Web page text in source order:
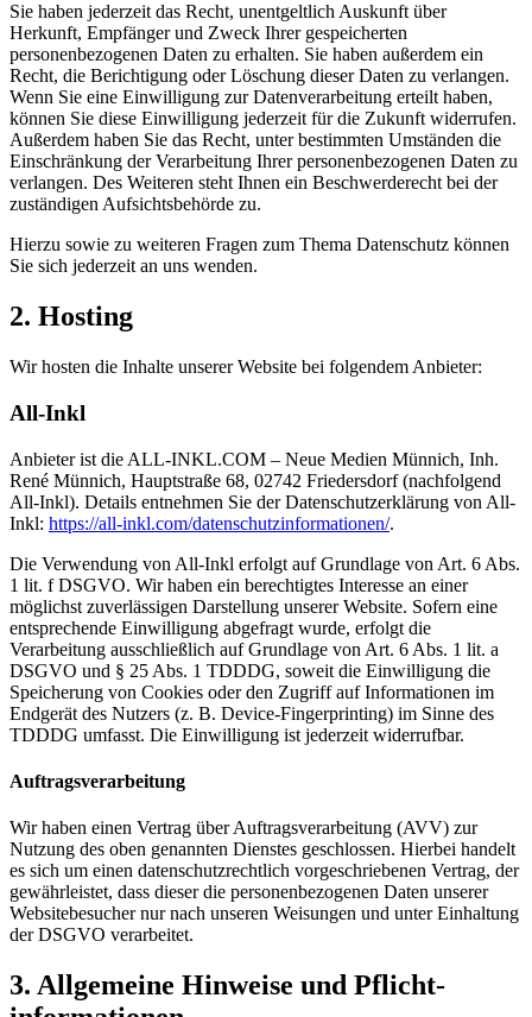
Sie haben jederzeit das Recht, unentgeltlich Auskunft über
Herkunft, Empfänger und Zweck Ihrer gespeicherten
personenbezogenen Daten zu erhalten. Sie haben außerdem ein
Recht, die Berichtigung oder Löschung dieser Daten zu verlangen.
Wenn Sie eine Einwilligung zur Datenverarbeitung erteilt haben,
können Sie diese Einwilligung jederzeit für die Zukunft widerrufen.
Außerdem haben Sie das Recht, unter bestimmten Umständen die
Einschränkung der Verarbeitung Ihrer personenbezogenen Daten zu
verlangen. Des Weiteren steht Ihnen ein Beschwerderecht bei der
zuständigen Aufsichtsbehörde zu.
Hierzu sowie zu weiteren Fragen zum Thema Datenschutz können
Sie sich jederzeit an uns wenden.
2. Hosting
Wir hosten die Inhalte unserer Website bei folgendem Anbieter:
All-Inkl
Anbieter ist die ALL-INKL.COM – Neue Medien Münnich, Inh.
René Münnich, Hauptstraße 68, 02742 Friedersdorf (nachfolgend
All-Inkl). Details entnehmen Sie der Datenschutzerklärung von All-
Inkl: https://all-inkl.com/datenschutzinformationen/.
Die Verwendung von All-Inkl erfolgt auf Grundlage von Art. 6 Abs.
1 lit. f DSGVO. Wir haben ein berechtigtes Interesse an einer
möglichst zuverlässigen Darstellung unserer Website. Sofern eine
entsprechende Einwilligung abgefragt wurde, erfolgt die
Verarbeitung ausschließlich auf Grundlage von Art. 6 Abs. 1 lit. a
DSGVO und § 25 Abs. 1 TDDDG, soweit die Einwilligung die
Speicherung von Cookies oder den Zugriff auf Informationen im
Endgerät des Nutzers (z. B. Device-Fingerprinting) im Sinne des
TDDDG umfasst. Die Einwilligung ist jederzeit widerrufbar.
Auftragsverarbeitung
Wir haben einen Vertrag über Auftragsverarbeitung (AVV) zur
Nutzung des oben genannten Dienstes geschlossen. Hierbei handelt
es sich um einen datenschutzrechtlich vorgeschriebenen Vertrag, der
gewährleistet, dass dieser die personenbezogenen Daten unserer
Websitebesucher nur nach unseren Weisungen und unter Einhaltung
der DSGVO verarbeitet.
3. Allgemeine Hinweise und Pflicht­